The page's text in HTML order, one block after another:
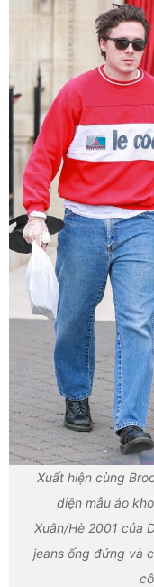
Xuất hiện cùng
diện mẫu áo
Xuân/Hè 2001 của
jeans ống đứng và